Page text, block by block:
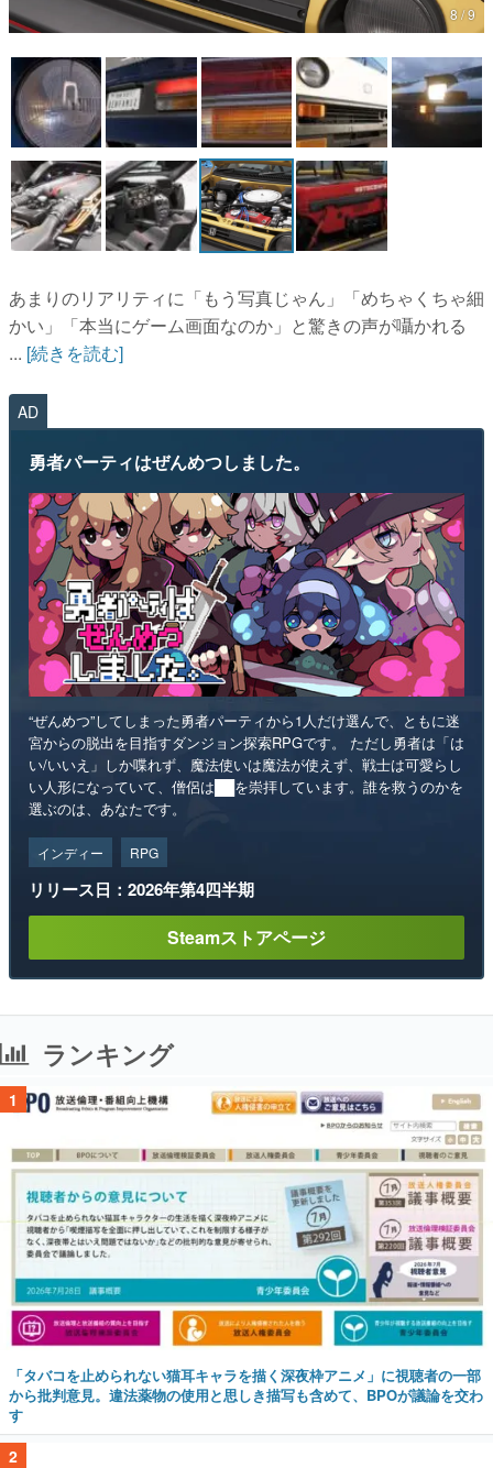
マンガ
女性向け
アプリレビュー
その他
電ファミニコゲーマーとは？
運営：株式会社マレ
8 / 9
あまりのリアリティに「もう写真じゃん」「めちゃくちゃ細
かい」「本当にゲーム画面なのか」と驚きの声が囁かれる
... [続きを読む]
AD
勇者パーティはぜんめつしました。
“ぜんめつ”してしまった勇者パーティから1人だけ選んで、ともに迷
宮からの脱出を目指すダンジョン探索RPGです。 ただし勇者は「は
い/いいえ」しか喋れず、魔法使いは魔法が使えず、戦士は可愛らし
い人形になっていて、僧侶は██を崇拝しています。誰を救うのかを
選ぶのは、あなたです。
インディー RPG
リリース日：2026年第4四半期
Steamストアページ
ランキング
1
「タバコを止められない猫耳キャラを描く深夜枠アニメ」に視聴者の一部
から批判意見。違法薬物の使用と思しき描写も含めて、BPOが議論を交わ
す
2